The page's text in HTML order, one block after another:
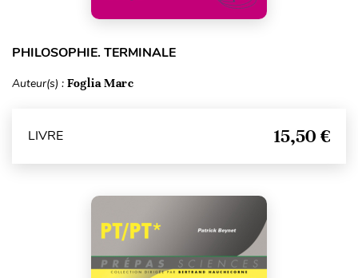
PHILOSOPHIE. TERMINALE
Auteur(s) : Foglia Marc
LIVRE 15,50 €